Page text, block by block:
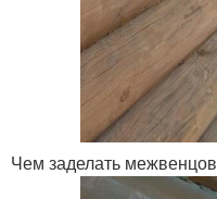
Чем заделать